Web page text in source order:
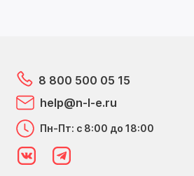
8 800 500 05 15
help@n-l-e.ru
Пн-Пт: с 8:00 до 18:00